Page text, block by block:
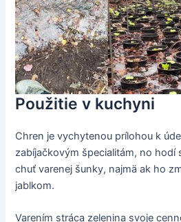
Použitie v kuchyni
Chren je vychytenou prílohou k
zabíjačkovým špecialitám, no hodí
chuť varenej šunky, najmä ak ho
jablkom.
Varením stráca zelenina svoje